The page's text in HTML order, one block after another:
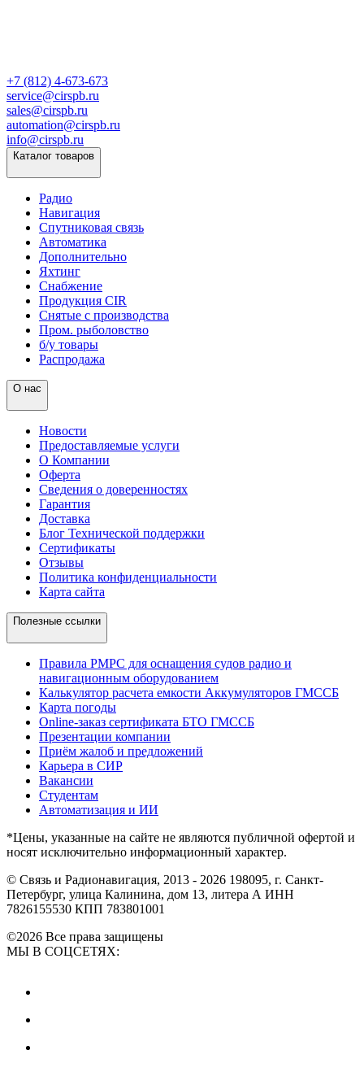
+7 (812) 4-673-673
service@cirspb.ru
sales@cirspb.ru
automation@cirspb.ru
info@cirspb.ru
Каталог товаров
Радио
Навигация
Спутниковая связь
Автоматика
Дополнительно
Яхтинг
Снабжение
Продукция CIR
Снятые с производства
Пром. рыболовство
б/у товары
Распродажа
О нас
Новости
Предоставляемые услуги
О Компании
Оферта
Сведения о доверенностях
Гарантия
Доставка
Блог Технической поддержки
Сертификаты
Отзывы
Политика конфиденциальности
Карта сайта
Полезные ссылки
Правила РМРС для оснащения судов радио и
навигационным оборудованием
Калькулятор расчета емкости Аккумуляторов ГМССБ
Карта погоды
Online-заказ сертификата БТО ГМССБ
Презентации компании
Приём жалоб и предложений
Карьера в СИР
Вакансии
Студентам
Автоматизация и ИИ
*Цены, указанные на сайте не являются публичной офертой и
носят исключительно информационный характер.
© Связь и Радионавигация, 2013 - 2026 198095, г. Санкт-
Петербург, улица Калинина, дом 13, литера А ИНН
7826155530 КПП 783801001
©2026 Все права защищены
МЫ В СОЦСЕТЯХ: